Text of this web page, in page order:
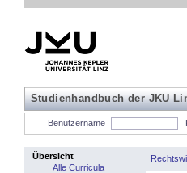
Studienhandbuch der JKU
Benutzername
Übersicht
Alle Curricula